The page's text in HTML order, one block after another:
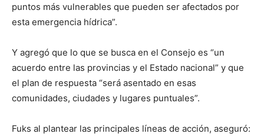
puntos más vulnerables que pueden ser afectados por
esta emergencia hídrica”.
Y agregó que lo que se busca en el Consejo es “un
acuerdo entre las provincias y el Estado nacional” y que
el plan de respuesta “será asentado en esas
comunidades, ciudades y lugares puntuales”.
Fuks al plantear las principales líneas de acción, aseguró: